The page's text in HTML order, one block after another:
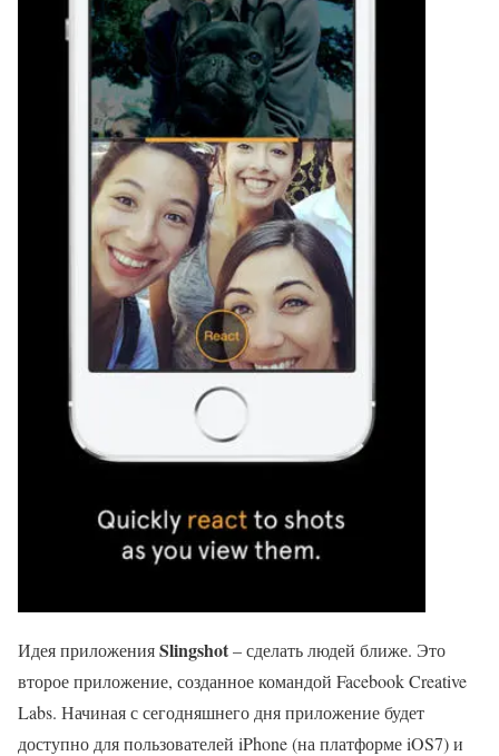
Идея приложенияSlingshot– сделать людей ближе. Это
второе приложение, созданное командой Facebook Creative
Labs. Начиная с сегодняшнего дня приложение будет
доступно для пользователей iPhone (на платформе iOS7) и